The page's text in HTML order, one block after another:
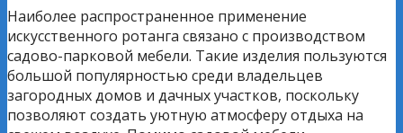
Наиболее распространенное применение
искусственного ротанга связано с производством
садово-парковой мебели. Такие изделия пользуются
большой популярностью среди владельцев
загородных домов и дачных участков, поскольку
позволяют создать уютную атмосферу отдыха на